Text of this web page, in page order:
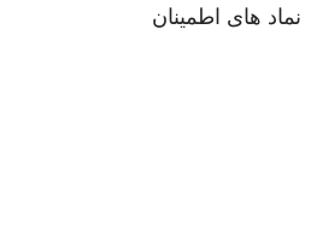
نماد های اطمینان